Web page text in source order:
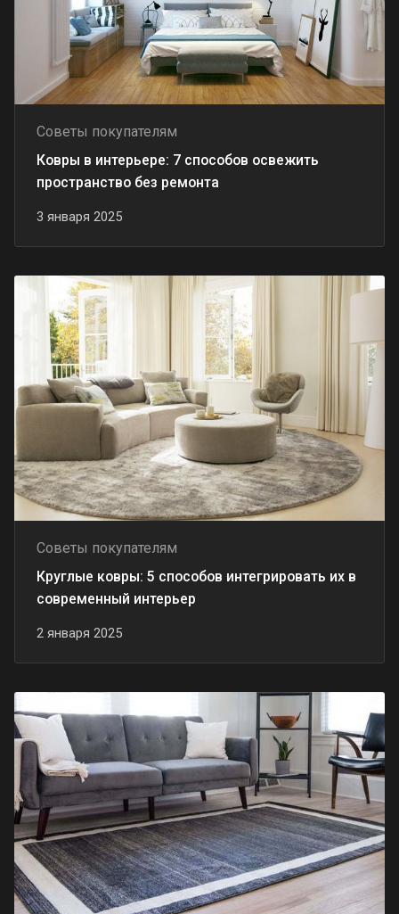
Советы покупателям
3 января 2025
Ковры в интерьере: 7 способов освежить
пространство без ремонта
Советы покупателям
2 января 2025
Круглые ковры: 5 способов интегрировать их в
современный интерьер